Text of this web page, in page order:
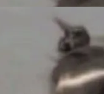
发
基百
内
R
、